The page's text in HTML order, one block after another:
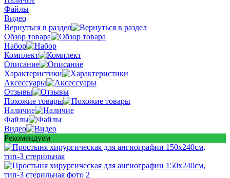
Файлы
Видео
Вернуться в раздел
Обзор товара
Набор
Комплект
Описание
Характеристики
Аксессуары
Отзывы
Похожие товары
Наличие
Файлы
Видео
Рекомендуем